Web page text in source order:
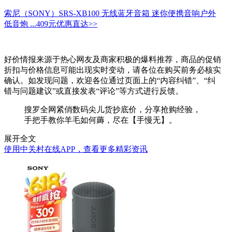
索尼（SONY）SRS-XB100 无线蓝牙音箱 迷你便携音响户外
低音炮 ...409元优惠直达>>
好价情报来源于热心网友及商家积极的爆料推荐，商品的促销
折扣与价格信息可能出现实时变动，请各位在购买前务必核实
确认。如发现问题，欢迎各位通过页面上的“内容纠错”、“纠
错与问题建议”或直接发表“评论”等方式进行反馈。
搜罗全网紧俏数码尖儿货抄底价，分享抢购经验，
手把手教你羊毛如何薅，尽在【手慢无】。
展开全文
使用中关村在线APP，查看更多精彩资讯